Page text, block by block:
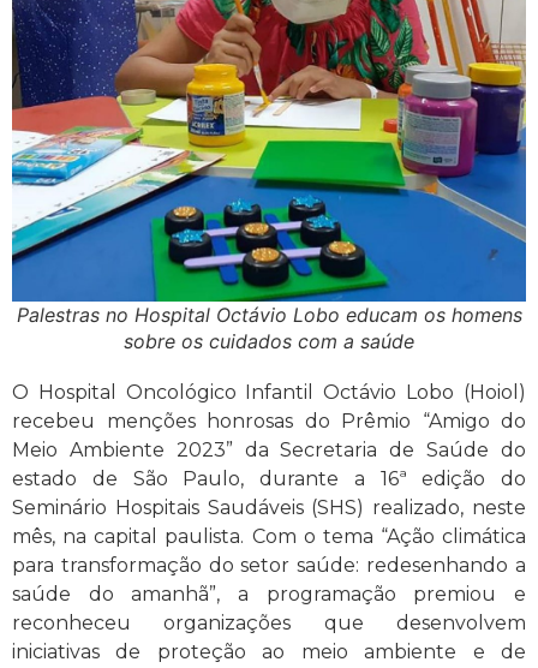
Palestras no Hospital Octávio Lobo educam os homens
sobre os cuidados com a saúde
O Hospital Oncológico Infantil Octávio Lobo (Hoiol)
recebeu menções honrosas do Prêmio “Amigo do
Meio Ambiente 2023” da Secretaria de Saúde do
estado de São Paulo, durante a 16ª edição do
Seminário Hospitais Saudáveis (SHS) realizado, neste
mês, na capital paulista. Com o tema “Ação climática
para transformação do setor saúde: redesenhando a
saúde do amanhã”, a programação premiou e
reconheceu organizações que desenvolvem
iniciativas de proteção ao meio ambiente e de